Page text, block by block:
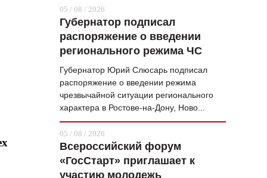
05 / 08 / 2026
Губернатор подписал
распоряжение о введении
регионального режима ЧС
Губернатор Юрий Слюсарь подписал
распоряжение о введении режима
чрезвычайной ситуации регионального
характера в Ростове-на-Дону, Ново...
05 / 08 / 2026
Всероссийский форум
«ГосСтарт» приглашает к
участию молодежь